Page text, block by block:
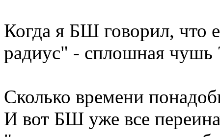
Когда я БШ говорил, что
радиус" - сплошная чушь
Сколько времени
И вот БШ уже все